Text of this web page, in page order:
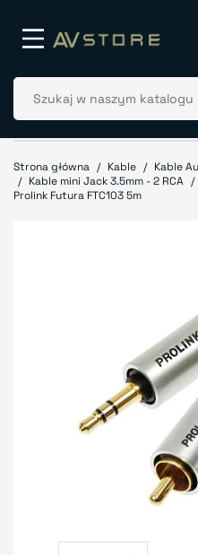
Strona główna Kable Kable
Kable mini Jack 3.5mm - 2 RCA
Prolink Futura FTC103 5m